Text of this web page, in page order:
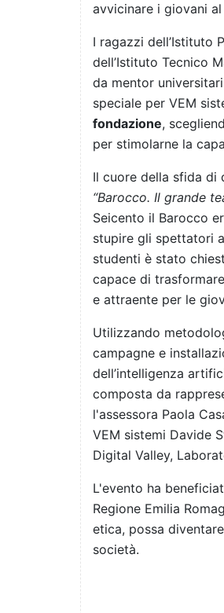
avvicinare i giovani
I ragazzi dell’Istituto
dell’Istituto Tecnico
da mentor
speciale per VEM
fondazione,
per stimolarne la
Il cuore della sfida di
“Barocco. Il grande
Seicento il Barocco
stupire gli spettatori
studenti è stato
capace di
e attraente per le
Utilizzando
campagne e
dell’intelligenza
composta da
l'assessora Paola
VEM sistemi Davide
Digital Valley,
L'evento ha
Regione Emilia
etica, possa
società.